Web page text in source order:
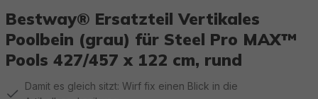
Bestway® Ersatzteil Vertikales
Poolbein (grau) für Steel Pro MAX™
Pools 427/457 x 122 cm, rund
Damit es gleich sitzt: Wirf fix einen Blick in die